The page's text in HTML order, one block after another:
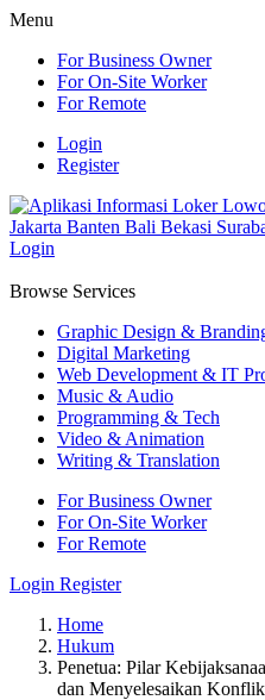
Menu
For Business Owner
For On-Site Worker
For Remote
Login
Register
Login
Browse Services
Graphic Design &
Digital Marketing
Web Development & IT
Music & Audio
Programming & Tech
Video & Animation
Writing & Translation
For Business Owner
For On-Site Worker
For Remote
Login Register
Home
Hukum
Penetua: Pilar
dan Menyelesaikan